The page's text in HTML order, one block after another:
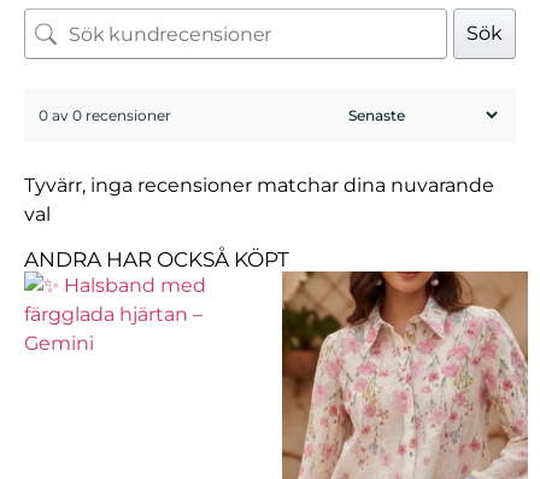
Sök
0 av 0 recensioner
Tyvärr, inga recensioner matchar dina nuvarande
val
ANDRA HAR OCKSÅ KÖPT